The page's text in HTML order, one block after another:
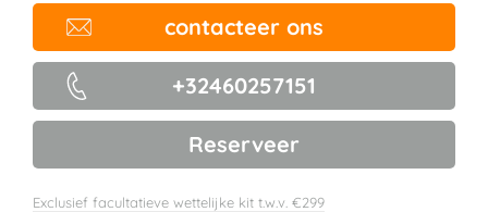
contacteer ons
+32460257151
Reserveer
Exclusief facultatieve wettelijke kit t.w.v. €299